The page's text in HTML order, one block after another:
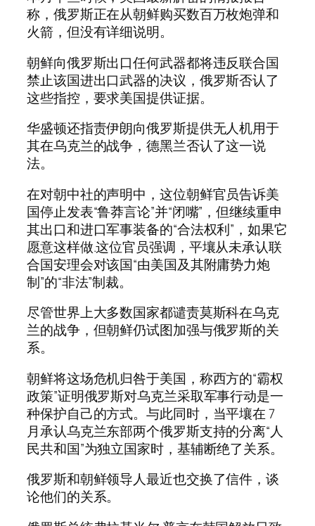
称，俄罗斯正在从朝鲜购买数百万枚炮弹和
火箭，但没有详细说明。
朝鲜向俄罗斯出口任何武器都将违反联合国
禁止该国进出口武器的决议，俄罗斯否认了
这些指控，要求美国提供证据。
华盛顿还指责伊朗向俄罗斯提供无人机用于
其在乌克兰的战争，德黑兰否认了这一说
法。
在对朝中社的声明中，这位朝鲜官员告诉美
国停止发表“鲁莽言论”并“闭嘴”，但继续重申
其出口和进口军事装备的“合法权利”，如果它
愿意这样做.这位官员强调，平壤从未承认联
合国安理会对该国“由美国及其附庸势力炮
制”的“非法”制裁。
尽管世界上大多数国家都谴责莫斯科在乌克
兰的战争，但朝鲜仍试图加强与俄罗斯的关
系。
朝鲜将这场危机归咎于美国，称西方的“霸权
政策”证明俄罗斯对乌克兰采取军事行动是一
种保护自己的方式。与此同时，当平壤在 7
月承认乌克兰东部两个俄罗斯支持的分离“人
民共和国”为独立国家时，基辅断绝了关系。
俄罗斯和朝鲜领导人最近也交换了信件，谈
论他们的关系。